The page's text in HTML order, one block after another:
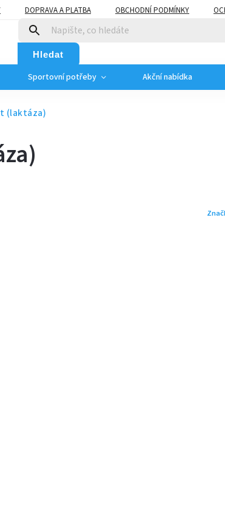
DOPRAVA A PLATBA OBCHODNÍ PODMÍNKY
Hledat
Sportovní potřeby Akční nabídka
(laktáza)